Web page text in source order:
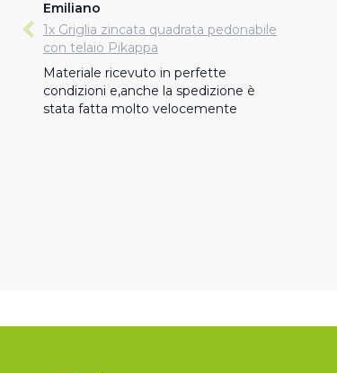
Emiliano
1x Griglia zincata quadrata pedonabile
con telaio Pikappa
Materiale ricevuto in perfette
condizioni e,anche la spedizione è
stata fatta molto velocemente